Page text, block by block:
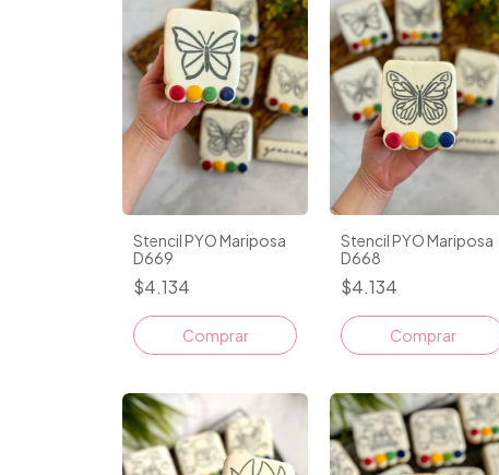
Stencil PYO Mariposa
D669
$4.134
Comprar
Stencil PYO Mariposa
D668
$4.134
Comprar